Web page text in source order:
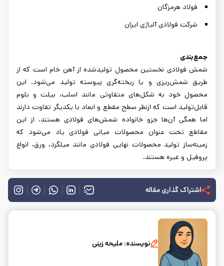
فولاد هرمزگان
شرکت فولادی آلیاژی ایران
جمع‌بندی
شمش فولادی نخستین محصول تولیدشده از آهن خام است که از
طریق شمش‌ریزی و یا ریخته‌گری پیوسته تولید می‌شود. این
محصول خود به شکل‌های متفاوتی مانند اسلب، بیلت و بلوم
قابل‌تولید است که ازنظر سطح مقطع و ابعاد با یکدیگر تفاوت دارند
اما همگی آن‌ها جزو خانواده شمش‌های فولادی هستند. از این
مقاطع تحت عنوان محصولات میانی فولادی یاد می‌شود که
زمینه‌ساز تولید محصولات نهایی فولادی مانند میلگرد، ورق، انواع
پروفیل و غیره هستند.
اشتراک گذاری مقاله
نویسنده: ملیحه زینی